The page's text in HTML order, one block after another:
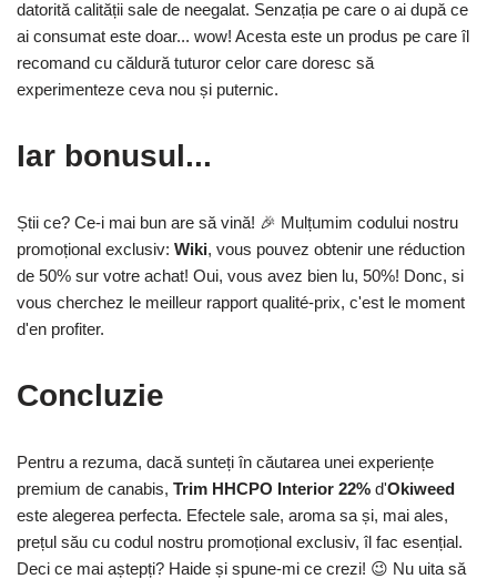
datorită calității sale de neegalat. Senzația pe care o ai după ce
ai consumat este doar... wow! Acesta este un produs pe care îl
recomand cu căldură tuturor celor care doresc să
experimenteze ceva nou și puternic.
Iar bonusul...
Știi ce? Ce-i mai bun are să vină! 🎉 Mulțumim codului nostru
promoțional exclusiv: Wiki, vous pouvez obtenir une réduction
de 50% sur votre achat! Oui, vous avez bien lu, 50%! Donc, si
vous cherchez le meilleur rapport qualité-prix, c'est le moment
d'en profiter.
Concluzie
Pentru a rezuma, dacă sunteți în căutarea unei experiențe
premium de canabis, Trim HHCPO Interior 22% d'Okiweed
este alegerea perfecta. Efectele sale, aroma sa și, mai ales,
prețul său cu codul nostru promoțional exclusiv, îl fac esențial.
Deci ce mai aștepți? Haide și spune-mi ce crezi! 😉 Nu uita să